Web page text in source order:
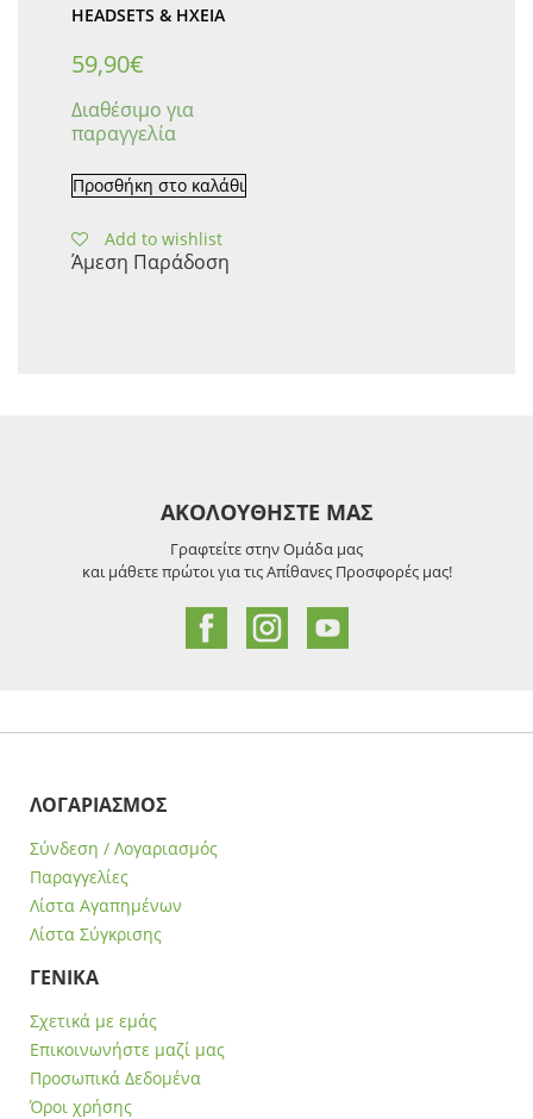
HEADSETS & ΗΧΕΊΑ
59,90€
Διαθέσιμο για
παραγγελία
Προσθήκη στο καλάθι
Add to wishlist
Άμεση Παράδοση
ΑΚΟΛΟΥΘΗΣΤΕ ΜΑΣ
Γραφτείτε στην Ομάδα μας
και μάθετε πρώτοι για τις Απίθανες Προσφορές μας!
ΛΟΓΑΡΙΑΣΜΟΣ
Σύνδεση / Λογαριασμός
Παραγγελίες
Λίστα Αγαπημένων
Λίστα Σύγκρισης
ΓΕΝΙΚΑ
Σχετικά με εμάς
Επικοινωνήστε μαζί μας
Προσωπικά Δεδομένα
Όροι χρήσης